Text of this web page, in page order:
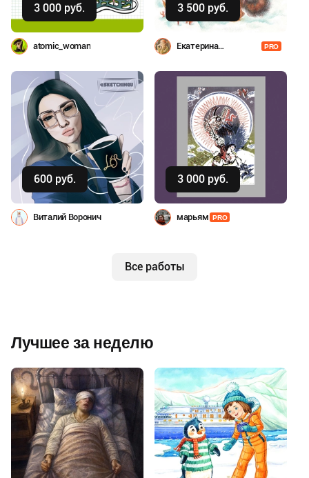
3 000 руб.
atomic_woman
3 500 руб.
Екатерина
PRO
600 руб.
Купить
Виталий Воронич
3 000 руб.
Купить
марьям PRO
Все работы
Лучшее за неделю